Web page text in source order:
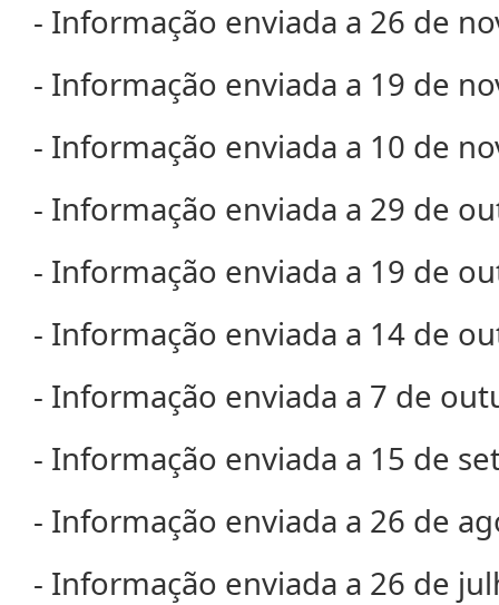
- Informação enviada a 26 de
- Informação enviada a 19 de
- Informação enviada a 10 de
- Informação enviada a 29 de
- Informação enviada a 19 de
- Informação enviada a 14 de
- Informação enviada a 7 de
- Informação enviada a 15 de
- Informação enviada a 26 de
- Informação enviada a 26 de